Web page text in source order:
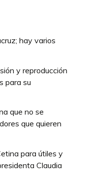
hay varios
y reproducción
para su
que no se
que quieren
para útiles y
Claudia